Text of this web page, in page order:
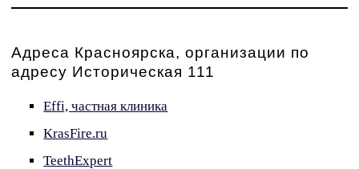
Адреса Красноярска, организации по
адресу Историческая 111
Effi, частная клиника
KrasFire.ru
TeethExpert